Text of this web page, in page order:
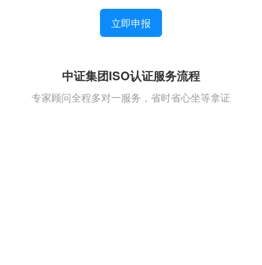
立即申报
中证集团ISO认证服务流程
专家顾问全程多对一服务，省时省心坐等拿证